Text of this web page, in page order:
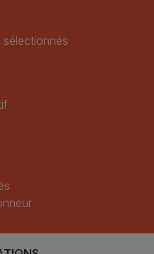
sélectionnés